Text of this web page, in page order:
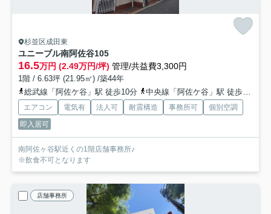
杉並区成田東
ユニーブル南阿佐谷105
16.5万円 (2.49万円/坪) 管理/共益費3,300円
1階 / 6.63坪 (21.95㎡) /築44年
総武線「阿佐ケ谷」駅 徒歩10分
中央線「阿佐ケ谷」駅 徒歩10分
エアコン 電気有 法人可 耐震構造 事務所可
個別空調
即入居可
南阿佐ヶ谷駅近くの1階店舗事務所♪
※飲食不可となります
店舗事務所